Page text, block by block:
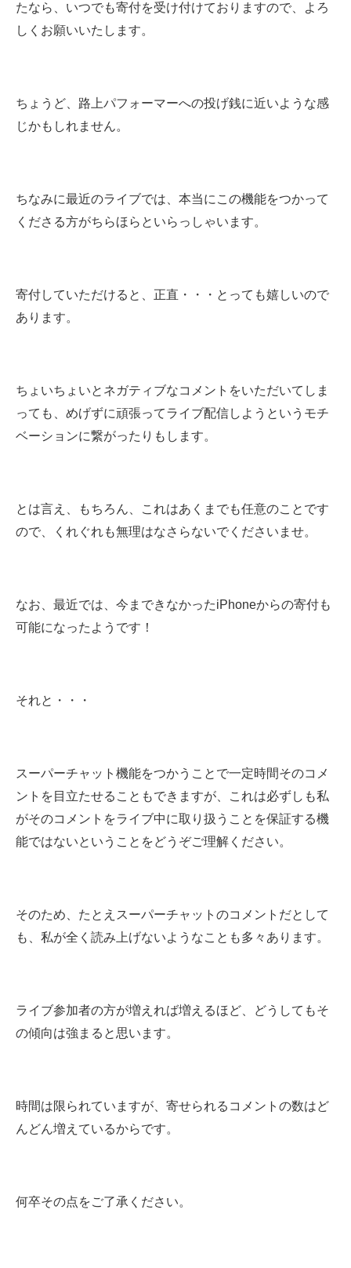
たなら、いつでも寄付を受け付けておりますので、よろ
しくお願いいたします。
ちょうど、路上パフォーマーへの投げ銭に近いような感
じかもしれません。
ちなみに最近のライブでは、本当にこの機能をつかって
くださる方がちらほらといらっしゃいます。
寄付していただけると、正直・・・とっても嬉しいので
あります。
ちょいちょいとネガティブなコメントをいただいてしま
っても、めげずに頑張ってライブ配信しようというモチ
ベーションに繋がったりもします。
とは言え、もちろん、これはあくまでも任意のことです
ので、くれぐれも無理はなさらないでくださいませ。
なお、最近では、今まできなかったiPhoneからの寄付も
可能になったようです！
それと・・・
スーパーチャット機能をつかうことで一定時間そのコメ
ントを目立たせることもできますが、これは必ずしも私
がそのコメントをライブ中に取り扱うことを保証する機
能ではないということをどうぞご理解ください。
そのため、たとえスーパーチャットのコメントだとして
も、私が全く読み上げないようなことも多々あります。
ライブ参加者の方が増えれば増えるほど、どうしてもそ
の傾向は強まると思います。
時間は限られていますが、寄せられるコメントの数はど
んどん増えているからです。
何卒その点をご了承ください。